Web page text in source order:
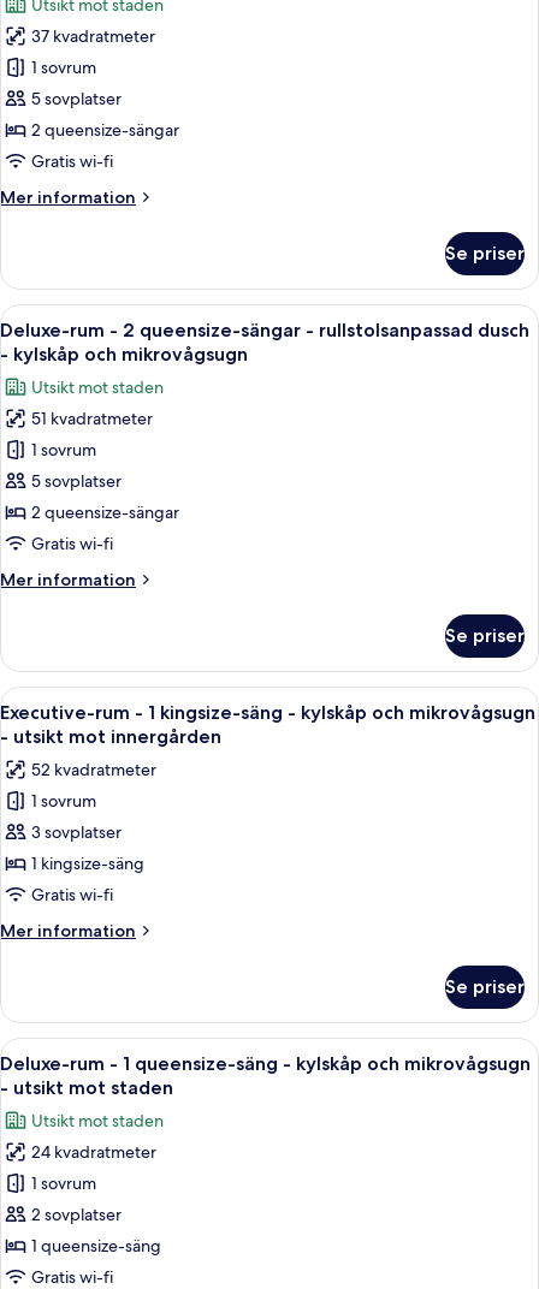
staden
-
kylskåp
och
mikrovågsugn
mot
staden
för
Classic-
rum
-
2
queensize-
-
mikrovågsugn
-
utsikt
mot
staden
Utsikt mot staden
37 kvadratmeter
1 sovrum
5 sovplatser
2 queensize-sängar
Gratis wi-fi
Mer information
Mer
rum
2
queensize-
sängar
-
kylskåp
och
mikrovågsugn
mot
staden
Se priser
Öppna
alla
foton
för
Deluxe-
rum
-
2
queensize-
-
kylskåp
och
mikrovågsugn
Ett hotellrum med en säng, ett
5
Deluxe-rum - 2 queensize-sängar - rullstolsanpassad dusch
- kylskåp och mikrovågsugn
Utsikt mot staden
51 kvadratmeter
1 sovrum
5 sovplatser
2 queensize-sängar
Gratis wi-fi
Mer information
Mer
rum
2
queensize-
rullstolsanpassad
dusch
-
kylskåp
mikrovågsugn
Se priser
Öppna
alla
foton
för
Executive-
rum
-
1
kingsize-
säng
kylskåp
och
mikrovågsugn
-
utsikt
mot
innergården
Ett vardagsrum med en neutral
5
Executive-rum - 1 kingsize-säng - kylskåp och mikrovågsugn
- utsikt mot innergården
52 kvadratmeter
1 sovrum
3 sovplatser
1 kingsize-säng
Gratis wi-fi
Mer information
Mer
rum
1
kingsize-
-
kylskåp
och
mikrovågsugn
mot
innergården
Se priser
Öppna
alla
foton
för
Deluxe-
rum
-
1
queensize-
Ett hotellrum med en säng, ett
9
Deluxe-rum - 1 queensize-säng - kylskåp och mikrovågsugn
- utsikt mot staden
Utsikt mot staden
24 kvadratmeter
1 sovrum
2 sovplatser
1 queensize-säng
Gratis wi-fi